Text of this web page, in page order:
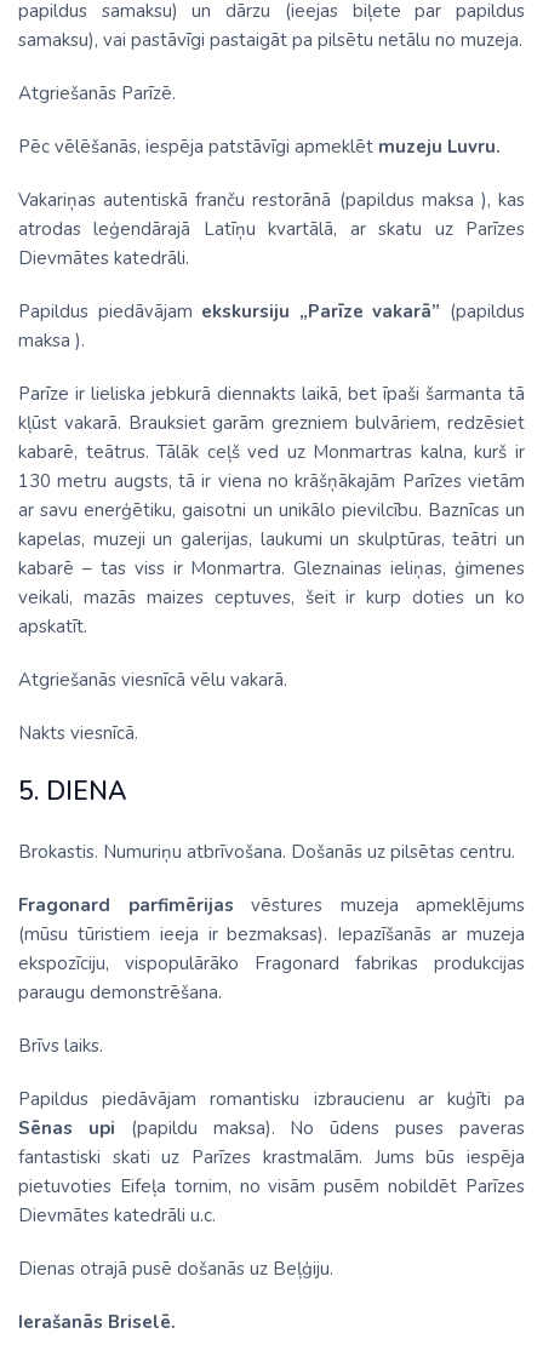
papildus samaksu) un dārzu (ieejas biļete par papildus
samaksu), vai pastāvīgi pastaigāt pa pilsētu netālu no muzeja.
Atgriešanās Parīzē.
Pēc vēlēšanās, iespēja patstāvīgi apmeklēt muzeju Luvru.
Vakariņas autentiskā franču restorānā (papildus maksa ), kas
atrodas leģendārajā Latīņu kvartālā, ar skatu uz Parīzes
Dievmātes katedrāli.
Papildus piedāvājam ekskursiju „Parīze vakarā” (papildus
maksa ).
Parīze ir lieliska jebkurā diennakts laikā, bet īpaši šarmanta tā
kļūst vakarā. Brauksiet garām grezniem bulvāriem, redzēsiet
kabarē, teātrus. Tālāk ceļš ved uz Monmartras kalna, kurš ir
130 metru augsts, tā ir viena no krāšņākajām Parīzes vietām
ar savu enerģētiku, gaisotni un unikālo pievilcību. Baznīcas un
kapelas, muzeji un galerijas, laukumi un skulptūras, teātri un
kabarē – tas viss ir Monmartra. Gleznainas ieliņas, ģimenes
veikali, mazās maizes ceptuves, šeit ir kurp doties un ko
apskatīt.
Atgriešanās viesnīcā vēlu vakarā.
Nakts viesnīcā.
5. DIENA
Brokastis. Numuriņu atbrīvošana. Došanās uz pilsētas centru.
Fragonard parfimērijas vēstures muzeja apmeklējums
(mūsu tūristiem ieeja ir bezmaksas). Iepazīšanās ar muzeja
ekspozīciju, vispopulārāko Fragonard fabrikas produkcijas
paraugu demonstrēšana.
Brīvs laiks.
Papildus piedāvājam romantisku izbraucienu ar kuģīti pa
Sēnas upi (papildu maksa). No ūdens puses paveras
fantastiski skati uz Parīzes krastmalām. Jums būs iespēja
pietuvoties Eifeļa tornim, no visām pusēm nobildēt Parīzes
Dievmātes katedrāli u.c.
Dienas otrajā pusē došanās uz Beļģiju.
Ierašanās Briselē.